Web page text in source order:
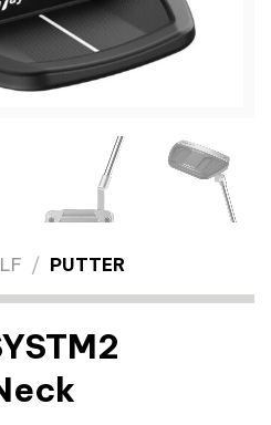
/ PUTTER